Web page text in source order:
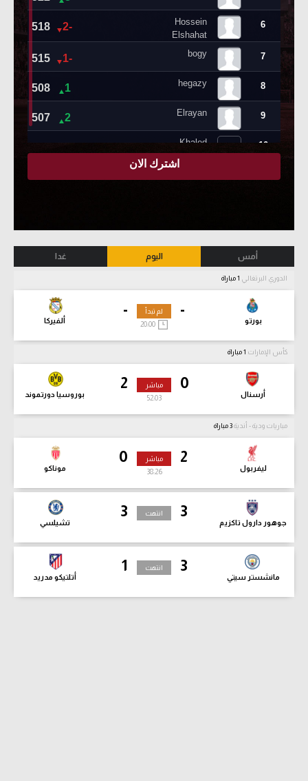
أمس اليوم غدا
الدوري البرتغالي
-
بورتو
-
ألفيركا
لم تبدأ
كأس الإمارات
0
أرسنال
2
بوروسيا دورتموند
مباشر
52:04
مباريات ودية - أندية
2
ليفربول
0
موناكو
مباشر
38:27
3
جوهور دارول تاكزيم
3
تشيلسي
انتهت
3
مانشستر سيتي
1
أتلتيكو مدريد
انتهت